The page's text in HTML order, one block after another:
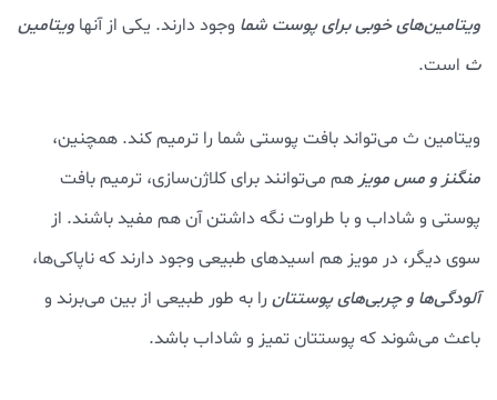
ویتامین‌های خوبی برای پوست شما وجود دارند. یکی از آنها ویتامین
ث است.
ویتامین ث می‌تواند بافت پوستی شما را ترمیم کند. همچنین،
منگنز و مس مویز هم می‌توانند برای کلاژن‌سازی، ترمیم بافت
پوستی و شاداب و با طراوت نگه داشتن آن هم مفید باشند. از
سوی دیگر، در مویز هم اسیدهای طبیعی وجود دارند که ناپاکی‌ها،
آلودگی‌ها و چربی‌های پوستتان را به طور طبیعی از بین می‌برند و
باعث می‌شوند که پوستتان تمیز و شاداب باشد.